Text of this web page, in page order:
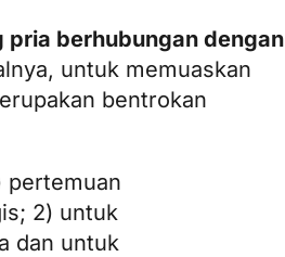
pria berhubungan dengan
untuk memuaskan
bentrokan
pertemuan
2) untuk
dan untuk